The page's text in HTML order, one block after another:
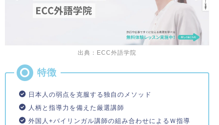
出典：ECC外語学院
日本人の弱点を克服する独自のメソッド
人柄と指導力を備えた厳選講師
外国人+バイリンガル講師の組み合わせによるＷ指導